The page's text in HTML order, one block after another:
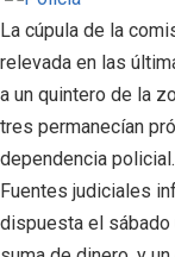
La cúpula de la
relevada en las
a un quintero de la
tres permanecían
dependencia policial.
Fuentes judiciales
dispuesta el